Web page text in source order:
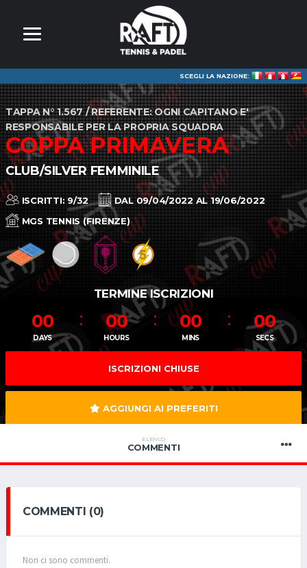
SCEGLI LA NAZIONE:
TAPPA N° 1.567 / REFERENTE: OGNI CAPITANO E'
RESPONSABILE PER LA PROPRIA SQUADRA
COPPA PRIMAVERA
CLUB/SILVER FEMMINILE
ISCRITTI: 9/32
DAL 09/04/2022 AL 19/06/2022
MGS TENNIS (FIRENZE)
TERMINE ISCRIZIONI
00
DAYS
00
HOURS
00
MINS
00
SECS
ISCRIZIONI CHIUSE
AGGIUNGI AI PREFERITI
ELENCO
COMMENTI
COMMENTI (0)
Non ci sono commenti.